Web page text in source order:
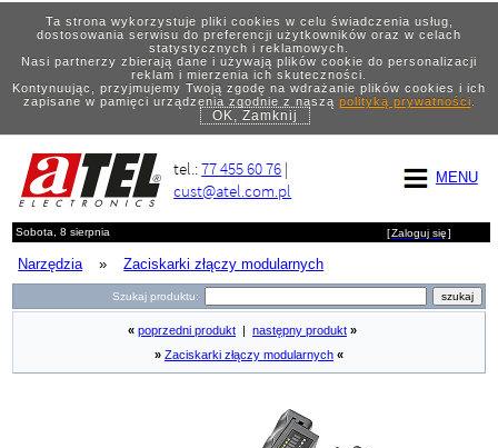
Ta strona wykorzystuje pliki cookies w celu świadczenia usług,
dostosowania serwisu do preferencji użytkowników oraz w celach
statystycznych i reklamowych.
Nasi partnerzy zbierają dane i używają plików cookie do personalizacji
reklam i mierzenia ich skuteczności.
Kontynuując, przyjmujemy Twoją zgodę na wdrażanie plików cookies i ich
zapisane w pamięci urządzenia zgodnie z naszą polityką prywatności.
OK, Zamknij
MENU
tel.:77 455 60 76 |
cust@atel.com.pl
Sobota, 8 sierpnia [Zaloguj się]
Narzędzia » Zaciskarki złączy modularnych
Szukaj produktu:
« poprzedni produkt następny produkt »
» Zaciskarki złączy modularnych «